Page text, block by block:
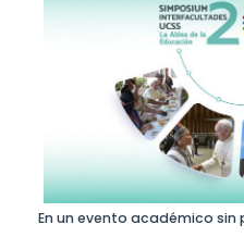
En un evento académico sin